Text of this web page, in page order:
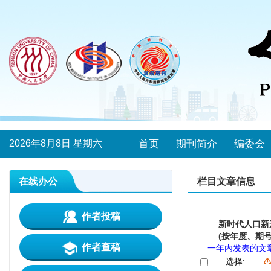
2026年8月8日 星期六 首页 期刊简介 编委会
在线办公
作者投稿
作者查稿
栏目文章信息
新时代人口
(按年度、期
一年内发表的文
选择: